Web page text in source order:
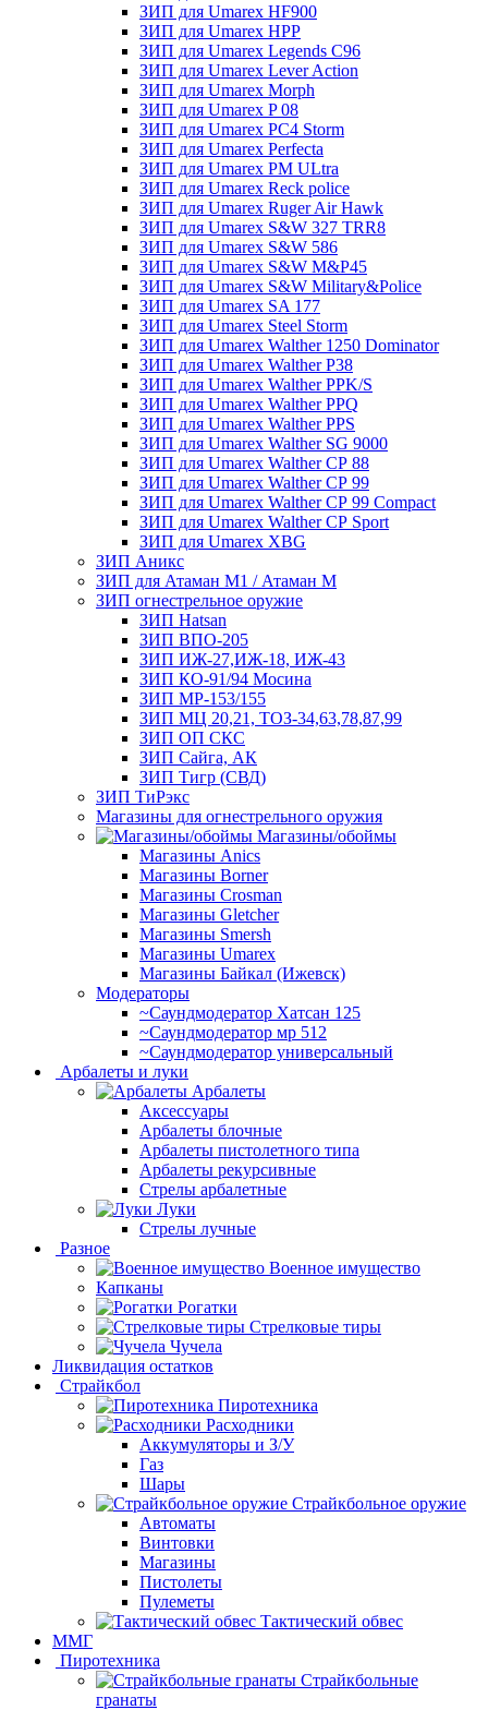
ЗИП для Umarex HF900
ЗИП для Umarex HPP
ЗИП для Umarex Legends C96
ЗИП для Umarex Lever Action
ЗИП для Umarex Morph
ЗИП для Umarex P 08
ЗИП для Umarex PC4 Storm
ЗИП для Umarex Perfecta
ЗИП для Umarex PM ULtra
ЗИП для Umarex Reck police
ЗИП для Umarex Ruger Air Hawk
ЗИП для Umarex S&W 327 TRR8
ЗИП для Umarex S&W 586
ЗИП для Umarex S&W M&P45
ЗИП для Umarex S&W Military&Police
ЗИП для Umarex SA 177
ЗИП для Umarex Steel Storm
ЗИП для Umarex Walther 1250 Dominator
ЗИП для Umarex Walther P38
ЗИП для Umarex Walther PPK/S
ЗИП для Umarex Walther PPQ
ЗИП для Umarex Walther PPS
ЗИП для Umarex Walther SG 9000
ЗИП для Umarex Walther СР 88
ЗИП для Umarex Walther СР 99
ЗИП для Umarex Walther СР 99 Compact
ЗИП для Umarex Walther СР Sport
ЗИП для Umarex XBG
ЗИП Аникс
ЗИП для Атаман М1 / Атаман М
ЗИП огнестрельное оружие
ЗИП Hatsan
ЗИП ВПО-205
ЗИП ИЖ-27,ИЖ-18, ИЖ-43
ЗИП КО-91/94 Мосина
ЗИП МР-153/155
ЗИП МЦ 20,21, ТОЗ-34,63,78,87,99
ЗИП ОП СКС
ЗИП Сайга, АК
ЗИП Тигр (СВД)
ЗИП ТиРэкс
Магазины для огнестрельного оружия
Магазины/обоймы
Магазины Anics
Магазины Borner
Магазины Crosman
Магазины Gletcher
Магазины Smersh
Магазины Umarex
Магазины Байкал (Ижевск)
Модераторы
~Cаундмодератор Хатсан 125
~Саундмодератор мр 512
~Саундмодератор универсальный
Арбалеты и луки
Арбалеты
Аксессуары
Арбалеты блочные
Арбалеты пистолетного типа
Арбалеты рекурсивные
Стрелы арбалетные
Луки
Стрелы лучные
Разное
Военное имущество
Капканы
Рогатки
Стрелковые тиры
Чучела
Ликвидация остатков
Страйкбол
Пиротехника
Расходники
Аккумуляторы и З/У
Газ
Шары
Страйкбольное оружие
Автоматы
Винтовки
Магазины
Пистолеты
Пулеметы
Тактический обвес
ММГ
Пиротехника
Страйкбольные
гранаты